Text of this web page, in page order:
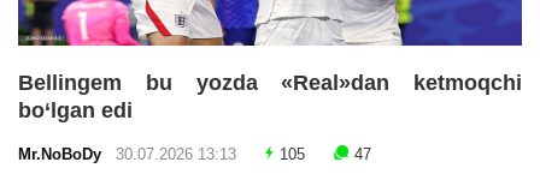
Bellingem bu yozda «Real»dan ketmoqchi
bo‘lgan edi
Mr.NoBoDy 30.07.2026 13:13 105 47